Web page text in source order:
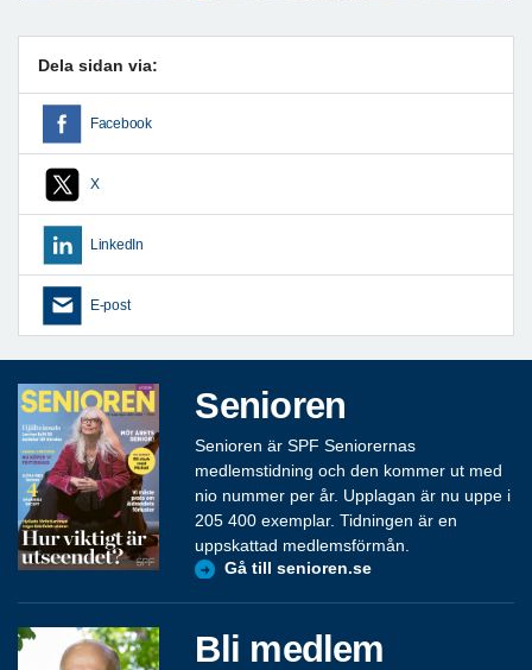
Dela sidan via:
Facebook
X
LinkedIn
E-post
Senioren
Senioren är SPF Seniorernas
medlemstidning och den kommer ut med
nio nummer per år. Upplagan är nu uppe i
205 400 exemplar. Tidningen är en
uppskattad medlemsförmån.
Gå till senioren.se
Bli medlem